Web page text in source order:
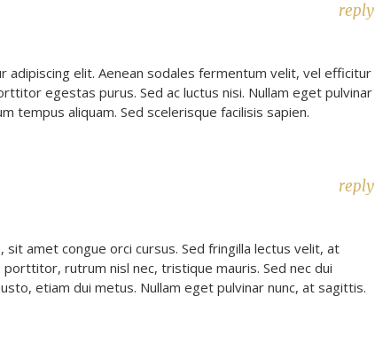
reply
elit. Aenean sodales fermentum velit, vel efficitur
egestas purus. Sed ac luctus nisi. Nullam eget pulvinar
tempus aliquam. Sed scelerisque facilisis sapien.
reply
sit amet congue orci cursus. Sed fringilla lectus velit, at
rutrum nisl nec, tristique mauris. Sed nec dui
etiam dui metus. Nullam eget pulvinar nunc, at sagittis.